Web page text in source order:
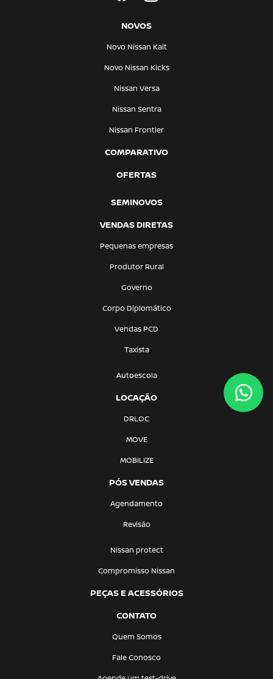
NOVOS
Novo Nissan Kait
Novo Nissan Kicks
Nissan Versa
Nissan Sentra
Nissan Frontier
COMPARATIVO
OFERTAS
SEMINOVOS
VENDAS DIRETAS
Pequenas empresas
Produtor Rural
Governo
Corpo Diplomático
Vendas PCD
Taxista
Autoescola
LOCAÇÃO
DRLOC
MOVE
MOBILIZE
PÓS VENDAS
Agendamento
Revisão
Nissan protect
Compromisso Nissan
PEÇAS E ACESSÓRIOS
CONTATO
Quem Somos
Fale Conosco